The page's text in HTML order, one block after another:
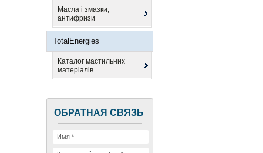
Масла і змазки,
антифризи
TotalEnergies
Каталог мастильних
матеріалів
ОБРАТНАЯ СВЯЗЬ